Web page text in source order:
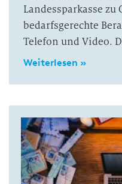
Landessparkasse zu
bedarfsgerechte
Telefon und Video.
Weiterlesen »